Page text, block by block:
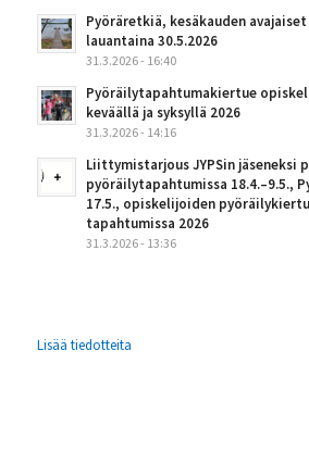
Pyöräretkiä, kesäkauden
lauantaina 30.5.2026
31.3.2026 - 16:40
Pyöräilytapahtumakiertue
keväällä ja syksyllä 2026
31.3.2026 - 14:16
Liittymistarjous JYPSin jäseneksi
pyöräilytapahtumissa 18.4.–9.5.,
17.5., opiskelijoiden
tapahtumissa 2026
31.3.2026 - 13:36
Lisää tiedotteita